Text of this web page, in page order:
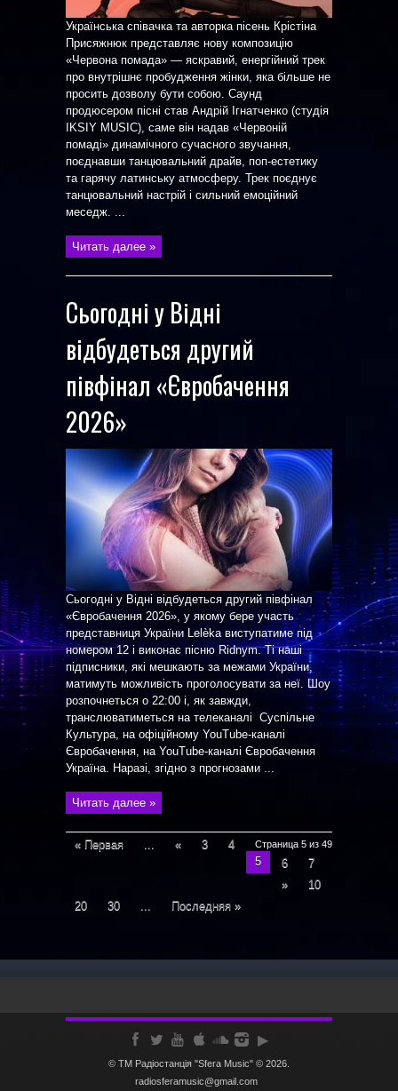
Українська співачка та авторка пісень Крістіна
Присяжнюк представляє нову композицію
«Червона помада» — яскравий, енергійний трек
про внутрішнє пробудження жінки, яка більше не
просить дозволу бути собою. Саунд
продюсером пісні став Андрій Ігнатченко (студія
IKSIY MUSIC), саме він надав «Червоній
помаді» динамічного сучасного звучання,
поєднавши танцювальний драйв, поп-естетику
та гарячу латинську атмосферу. Трек поєднує
танцювальний настрій і сильний емоційний
меседж. ...
Читать далее »
Сьогодні у Відні
відбудеться другий
півфінал «Євробачення
2026»
Сьогодні у Відні відбудеться другий півфінал
«Євробачення 2026», у якому бере участь
представниця України Lelѐka виступатиме під
номером 12 і виконає пісню Ridnym. Ті наші
підписники, які мешкають за межами України,
матимуть можливість проголосувати за неї. Шоу
розпочнеться о 22:00 і, як завжди,
транслюватиметься на телеканалі Суспільне
Культура, на офіційному YouTube-каналі
Євробачення, на YouTube-каналі Євробачення
Україна. Наразі, згідно з прогнозами ...
Читать далее »
Страница 5 из 49
« Первая ... « 3
4
5
6
7
»
10
20
30 ... Последняя »
© ТМ Радiостанцiя "Sfera Music" © 2026.
radiosferamusic@gmail.com